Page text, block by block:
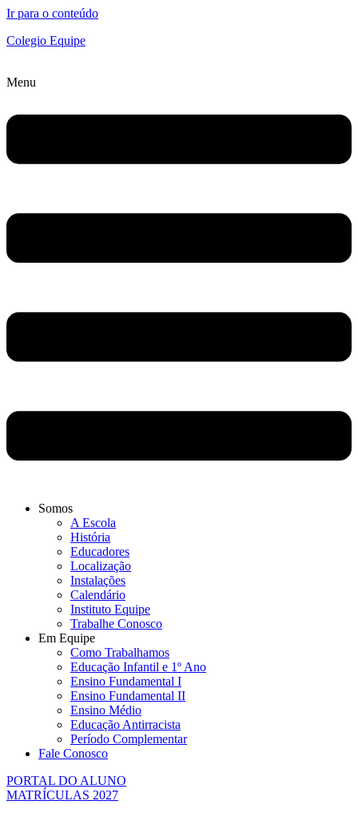
Ir para o conteúdo
Colegio Equipe
Menu
Somos
A Escola
História
Educadores
Localização
Instalações
Calendário
Instituto Equipe
Trabalhe Conosco
Em Equipe
Como Trabalhamos
Educação Infantil e 1º Ano
Ensino Fundamental I
Ensino Fundamental II
Ensino Médio
Educação Antirracista
Período Complementar
Fale Conosco
PORTAL DO ALUNO
MATRÍCULAS 2027